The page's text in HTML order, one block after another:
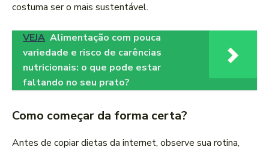
costuma ser o mais sustentável.
VEJA Alimentação com pouca
variedade e risco de carências
nutricionais: o que pode estar
faltando no seu prato?
Como começar da forma certa?
Antes de copiar dietas da internet, observe sua rotina,